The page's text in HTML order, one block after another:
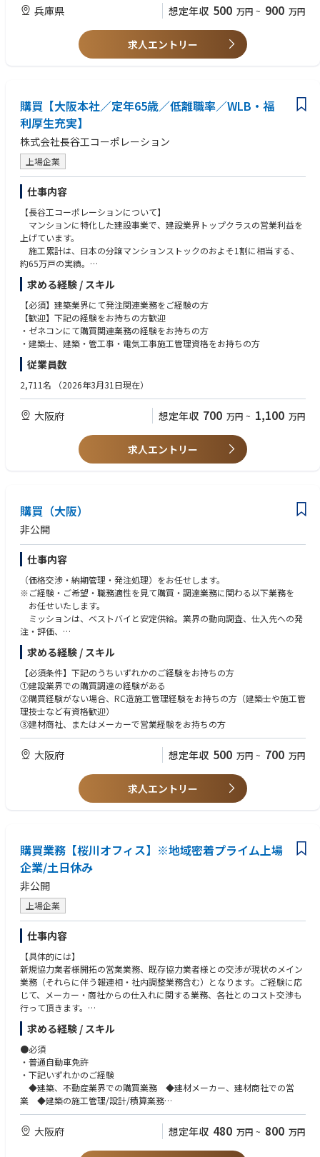
部署だと思います。
役職や立場に関係なく個人の意見を受け入れ認める社風であるため、
部内外オープンコミュニケーションで業務革新・DX企画に取り組んでおり
・初期配属の部署の仕事にとどまらず、様々な職務を経験いただいて、総
合的なスキルを身につけられるキャリアパスを用意しています。
・例を挙げると、事業部門や営業部門のIT企画、商品開発、企画部門など
のジョブローテーションにより様々なスキル/経験を身につけて頂くこと
が可能です。
※ご経験やお持ちの人脈・ネットワークを活かしてご活躍いただける環境
を用意しております。
兵庫県 想定年収 500 万円 ~ 900 万円
求人エントリー
購買【大阪本社／定年65歳／低離職率／WLB・福
利厚生充実】
株式会社長谷工コーポレーション
上場企業
仕事内容
【長谷工コーポレーションについて】
マンションに特化した建設事業で、建設業界トップクラスの営業利益を
上げています。
施工累計は、日本の分譲マンションストックのおよそ1割に相当する、
約65万戸の実績。
土地の仕入れ・企画・設計・施工・販売・管理までトータルに手掛ける
ビジネスモデルを構築しています（特命受注）。
【業務内容】
マンションを中心とした自社施工物件に関する業務をお任せします。
・建築・電気・衛生設備に関する発注・発注管理業務（業者選定、建材
・予算管理業務（各現場の実行予算管理・指導、進行基準粗利計上）
・決算業務（決算未払処理・進行基準管理）
https://www.haseko.co.jp/hc/technology/works/index.html
求める経験 / スキル
【必須】建築業界にて発注関連業務をご経験の方
【歓迎】下記の経験をお持ちの方歓迎
・ゼネコンにて購買関連業務の経験をお持ちの方
・建築士、建築・管工事・電気工事施工管理資格をお持ちの方
従業員数
2,711名 （2026年3月31日現在）
大阪府 想定年収 700 万円 ~ 1,100 万円
求人エントリー
購買（大阪）
非公開
仕事内容
（価格交渉・納期管理・発注処理）をお任せします。
※ご経験・ご希望・職務適性を見て購買・調達業務に関わる以下業務を
お任せいたします。
ミッションは、ベストバイと安定供給。業界の動向調査、仕入先への発
注・評価、
原価圧縮の企画立案と業務改善、価格管理、トラブル対応となります。
【具体的には・・・】
・業界、市況動向調査：業界・市況動向を把握、調達戦略を立案
・遵法：関連する法律や規定を理解し、必要時には関連部門の指導
・新規取引先調査：案件や事業ニーズに応じた新規取引先の開拓
・取引先経営分析：取引先の財務諸表を分析、経営状況の判断
・発注：調達環境や交渉相手の状況分析、交渉を行う
・コスト分析：調達品目の特性を鑑みて、価格査定などコスト分析を行う
・価格決定：最適価格を決定する
・トラブル対応：納期遅れ、訂正発注、倒産、品質不良などのトラブル対
求める経験 / スキル
【必須条件】下記のうちいずれかのご経験をお持ちの方
①建設業界での購買調達の経験がある
②購買経験がない場合、RC造施工管理経験をお持ちの方（建築士や施工管
理技士など有資格歓迎）
③建材商社、またはメーカーで営業経験をお持ちの方
大阪府 想定年収 500 万円 ~ 700 万円
求人エントリー
購買業務【桜川オフィス】※地域密着プライム上場
企業/土日休み
非公開
上場企業
仕事内容
【具体的には】
新規協力業者様開拓の営業業務、既存協力業者様との交渉が現状のメイン
業務（それらに伴う報連相・社内調整業務含む）となります。ご経験に応
じて、メーカー・商社からの仕入れに関する業務、各社とのコスト交渉も
行って頂きます。
年間1000棟分の資材を動かし、新しい部材のテストや検討、見積もり業務
も行います。
◆購買業務は非常に重要な仕事であり、会長・社長も重要視している会社
の根幹に関わる重要なポジションです。
求める経験 / スキル
●必須
・普通自動車免許
・下記いずれかのご経験
◆建築、不動産業界での購買業務 ◆建材メーカー、建材商社での営
業 ◆建築の施工管理/設計/積算業務
※施工管理等をされている方で、就業環境等の改善を目的として
キャリアチェンジをお考えの方、永らく木造住宅に携わってこられた
方、大歓迎です
大阪府 想定年収 480 万円 ~ 800 万円